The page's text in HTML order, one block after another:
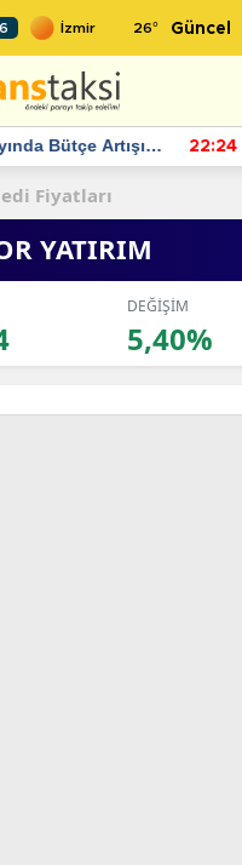
26° Güncel
Bütçe Artışı
22:24
Fiyatları
YATIRIM
DEĞİŞİM
5,40%